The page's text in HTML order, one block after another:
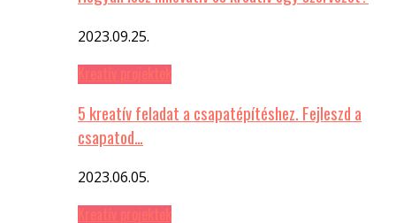
2023.09.25.
5 kreatív feladat a csapatépítéshez. Fejleszd a
csapatod…
2023.06.05.